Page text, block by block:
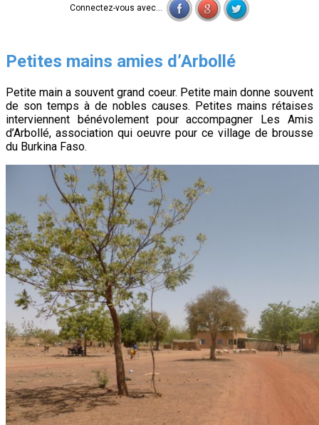
Connectez-vous avec...
Petites mains amies d’Arbollé
Petite main a souvent grand coeur. Petite main donne souvent
de son temps à de nobles causes. Petites mains rétaises
interviennent bénévolement pour accompagner Les Amis
d’Arbollé, association qui oeuvre pour ce village de brousse
du Burkina Faso.